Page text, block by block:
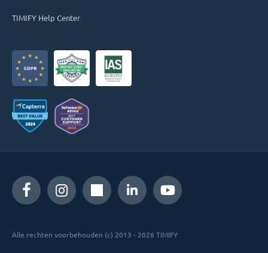
TIMIFY Help Center
Alle rechten voorbehouden (c) 2013 - 2026 TIMIFY